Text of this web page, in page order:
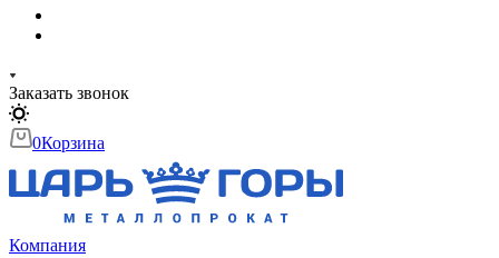
Заказать звонок
0Корзина
Компания